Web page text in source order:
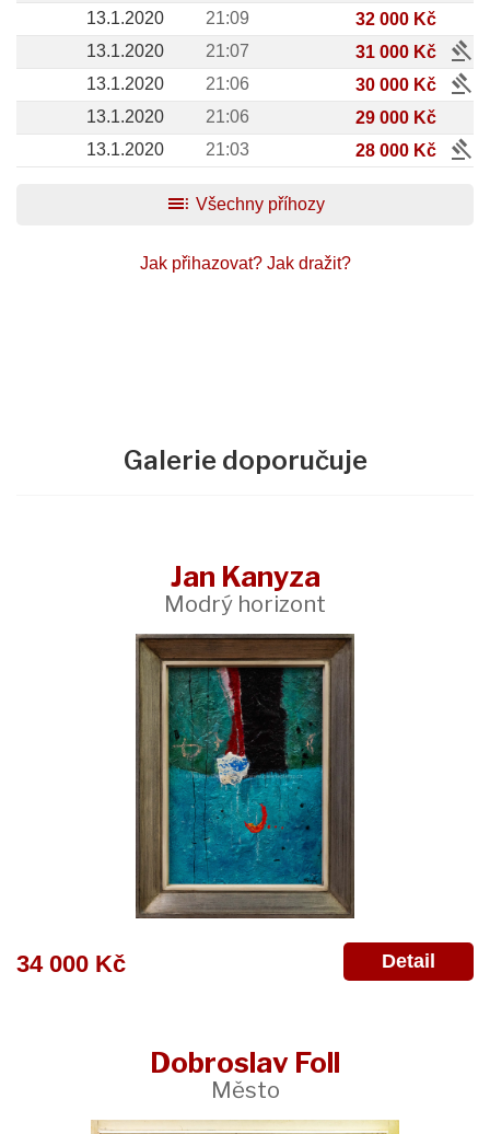
13.1.2020 21:09
32 000 Kč
13.1.2020
21:07 31 000 Kč gavel
13.1.2020 21:06 30 000 Kč gavel
13.1.2020 21:06
29 000 Kč
13.1.2020
21:03 28 000 Kč
gavel
toc Všechny příhozy
Jak přihazovat? Jak dražit?
Galerie doporučuje
Jan Kanyza
Modrý horizont
34 000 Kč Detail
Dobroslav Foll
Město